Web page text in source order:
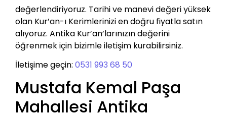
değerlendiriyoruz. Tarihi ve manevi değeri yüksek
olan Kur’an-ı Kerimlerinizi en doğru fiyatla satın
alıyoruz. Antika Kur’an’larınızın değerini
öğrenmek için bizimle iletişim kurabilirsiniz.
İletişime geçin: 0531 993 68 50
Mustafa Kemal Paşa
Mahallesi Antika